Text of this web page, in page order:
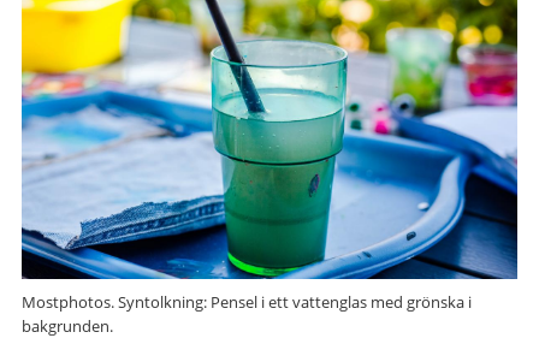
Mostphotos. Syntolkning: Pensel i ett vattenglas med grönska i
bakgrunden.